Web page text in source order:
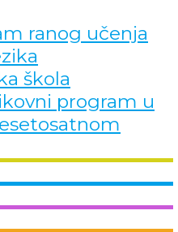
ranog učenja
škola
program u